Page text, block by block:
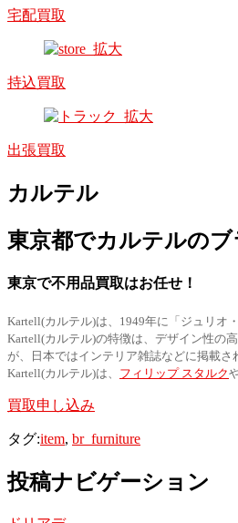
宅配買取
持込買取
出張買取
カルテル
東京都でカルテルのブ
東京で不用品買取はお任せ！
Kartell(カルテル)は、1949年に「ジュリオ
Kartell(カルテル)の特徴は、デザイン性の
が、日本ではインテリア雑誌などに掲載さ
Kartell(カルテル)は、 フィリップ スタルク
買取申し込み
タグ:item, br_furniture
投稿ナビゲーション